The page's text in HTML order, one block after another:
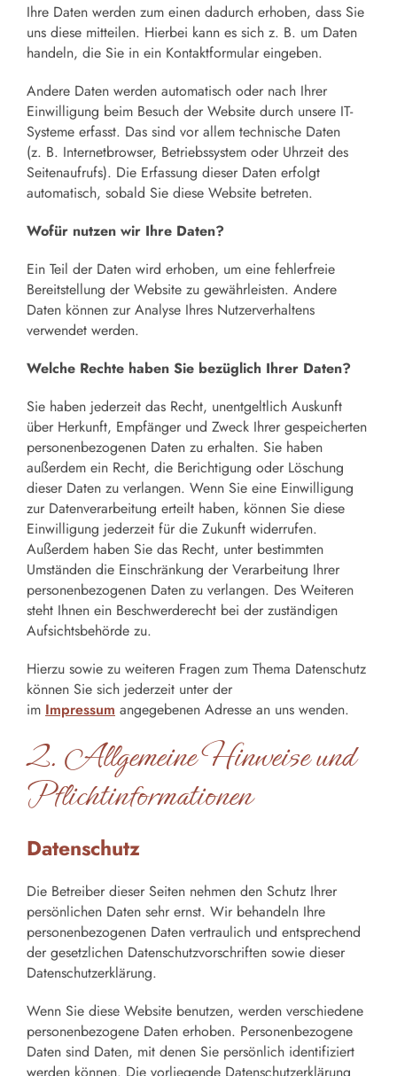
Ihre Daten werden zum einen dadurch erhoben, dass Sie
uns diese mitteilen. Hierbei kann es sich z. B. um Daten
handeln, die Sie in ein Kontaktformular eingeben.
Andere Daten werden automatisch oder nach Ihrer
Einwilligung beim Besuch der Website durch unsere IT-
Systeme erfasst. Das sind vor allem technische Daten
(z. B. Internetbrowser, Betriebssystem oder Uhrzeit des
Seitenaufrufs). Die Erfassung dieser Daten erfolgt
automatisch, sobald Sie diese Website betreten.
Wofür nutzen wir Ihre Daten?
Ein Teil der Daten wird erhoben, um eine fehlerfreie
Bereitstellung der Website zu gewährleisten. Andere
Daten können zur Analyse Ihres Nutzerverhaltens
verwendet werden.
Welche Rechte haben Sie bezüglich Ihrer Daten?
Sie haben jederzeit das Recht, unentgeltlich Auskunft
über Herkunft, Empfänger und Zweck Ihrer gespeicherten
personenbezogenen Daten zu erhalten. Sie haben
außerdem ein Recht, die Berichtigung oder Löschung
dieser Daten zu verlangen. Wenn Sie eine Einwilligung
zur Datenverarbeitung erteilt haben, können Sie diese
Einwilligung jederzeit für die Zukunft widerrufen.
Außerdem haben Sie das Recht, unter bestimmten
Umständen die Einschränkung der Verarbeitung Ihrer
personenbezogenen Daten zu verlangen. Des Weiteren
steht Ihnen ein Beschwerderecht bei der zuständigen
Aufsichtsbehörde zu.
Hierzu sowie zu weiteren Fragen zum Thema Datenschutz
können Sie sich jederzeit unter der
im Impressum angegebenen Adresse an uns wenden.
2. Allgemeine Hinweise und
Pflichtinformationen
Datenschutz
Die Betreiber dieser Seiten nehmen den Schutz Ihrer
persönlichen Daten sehr ernst. Wir behandeln Ihre
personenbezogenen Daten vertraulich und entsprechend
der gesetzlichen Datenschutzvorschriften sowie dieser
Datenschutzerklärung.
Wenn Sie diese Website benutzen, werden verschiedene
personenbezogene Daten erhoben. Personenbezogene
Daten sind Daten, mit denen Sie persönlich identifiziert
werden können. Die vorliegende Datenschutzerklärung